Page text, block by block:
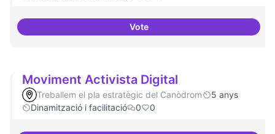
VoteDrets Humans i capa digital
Moviment Activista Digital
Treballem el pla estratègic del Canòdrom
5 anys
Dinamització i facilitació
0 0